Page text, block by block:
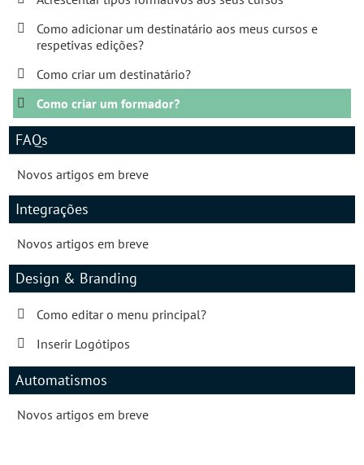
Como adicionar um destinatário aos meus cursos e
respetivas edições?
Como criar um destinatário?
Como criar um formador?
FAQs
Novos artigos em breve
Integrações
Novos artigos em breve
Design & Branding
Como editar o menu principal?
Inserir Logótipos
Automatismos
Novos artigos em breve